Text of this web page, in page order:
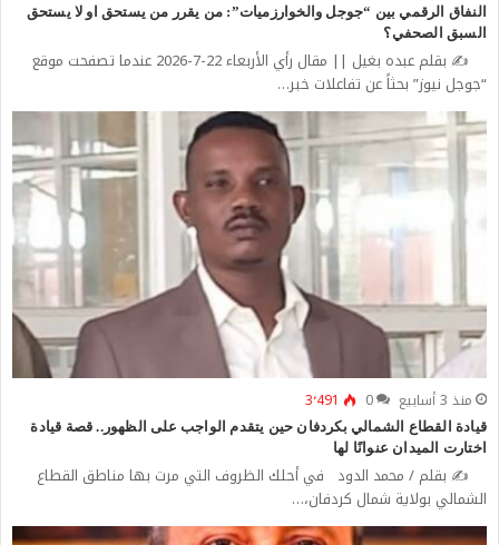
النفاق الرقمي بين “جوجل والخوارزميات”: من يقرر من يستحق او لا يستحق
السبق الصحفي؟
✍️ بقلم عبده بغيل || مقال رأي الأربعاء 22-7-2026 عندما تصفحت موقع
“جوجل نيوز” بحثاً عن تفاعلات خبر…
منذ 3 أسابيع 0 3٬491
قيادة القطاع الشمالي بكردفان حين يتقدم الواجب على الظهور.. قصة قيادة
اختارت الميدان عنوانًا لها
✍️ بقلم / محمد الدود في أحلك الظروف التي مرت بها مناطق القطاع
الشمالي بولاية شمال كردفان،…